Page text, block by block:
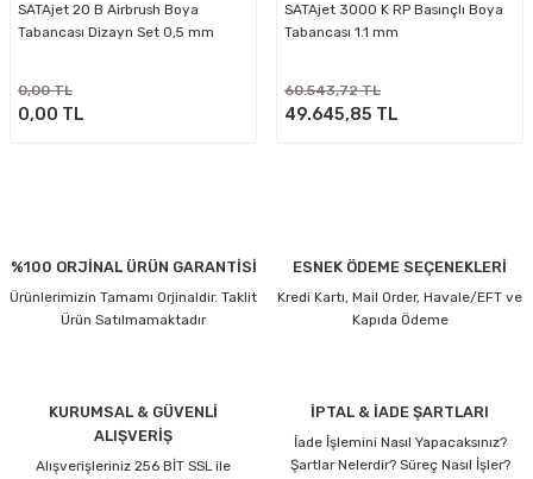
SATAjet 20 B Airbrush Boya
Tabancası Dizayn Set 0,5 mm
0,00 TL
0,00 TL
SATAjet 3000 K RP Basınçlı Boya
Tabancası 1.1 mm
60.543,72 TL
49.645,85 TL
%100 ORJİNAL ÜRÜN GARANTİSİ
Ürünlerimizin Tamamı Orjinaldir. Taklit
Ürün Satılmamaktadır
ESNEK ÖDEME SEÇENEKLERİ
Kredi Kartı, Mail Order, Havale/EFT ve
Kapıda Ödeme
KURUMSAL & GÜVENLİ
ALIŞVERİŞ
Alışverişleriniz 256 BİT SSL ile
İPTAL & İADE ŞARTLARI
İade İşlemini Nasıl Yapacaksınız?
Şartlar Nelerdir? Süreç Nasıl İşler?